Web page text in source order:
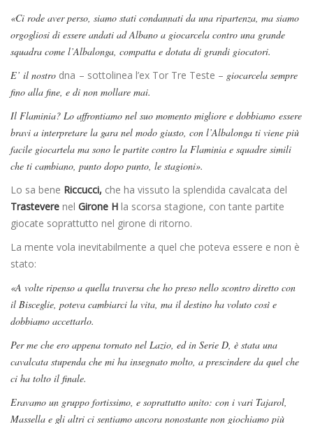
«Ci rode aver perso, siamo stati condannati da una ripartenza, ma siamo
orgogliosi di essere andati ad Albano a giocarcela contro una grande
squadra come l’Albalonga, compatta e dotata di grandi giocatori.
E’ il nostro dna – sottolinea l’ex Tor Tre Teste – giocarcela sempre
fino alla fine, e di non mollare mai.
Il Flaminia? Lo affrontiamo nel suo momento migliore e dobbiamo essere
bravi a interpretare la gara nel modo giusto, con l’Albalonga ti viene più
facile giocartela ma sono le partite contro la Flaminia e squadre simili
che ti cambiano, punto dopo punto, le stagioni».
Lo sa bene Riccucci, che ha vissuto la splendida cavalcata del
Trastevere nel Girone H la scorsa stagione, con tante partite
giocate soprattutto nel girone di ritorno.
La mente vola inevitabilmente a quel che poteva essere e non è
stato:
«A volte ripenso a quella traversa che ho preso nello scontro diretto con
il Bisceglie, poteva cambiarci la vita, ma il destino ha voluto così e
dobbiamo accettarlo.
Per me che ero appena tornato nel Lazio, ed in Serie D, è stata una
cavalcata stupenda che mi ha insegnato molto, a prescindere da quel che
ci ha tolto il finale.
Eravamo un gruppo fortissimo, e soprattutto unito: con i vari Tajarol,
Massella e gli altri ci sentiamo ancora nonostante non giochiamo più